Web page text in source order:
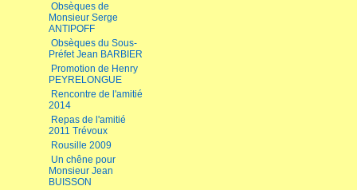
Obsèques de
Monsieur Serge
ANTIPOFF
Obsèques du Sous-
Préfet Jean BARBIER
Promotion de Henry
PEYRELONGUE
Rencontre de l'amitié
2014
Repas de l'amitié
2011 Trévoux
Rousille 2009
Un chêne pour
Monsieur Jean
BUISSON